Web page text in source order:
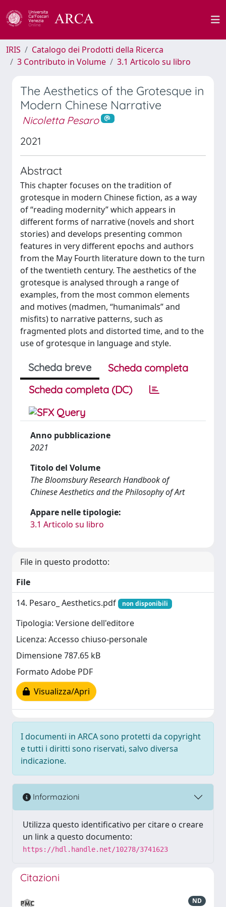
IRIS
Catalogo dei Prodotti della Ricerca
3 Contributo in Volume
3.1 Articolo su libro
The Aesthetics of the Grotesque in
Modern Chinese Narrative
Nicoletta Pesaro
2021
Abstract
This chapter focuses on the tradition of
grotesque in modern Chinese fiction, as a way
of “reading modernity” which appears in
different forms of narrative (novels and short
stories) and develops presenting common
features in very different epochs and authors
from the May Fourth literature down to the turn
of the twentieth century. The aesthetics of the
grotesque is analysed through a range of
examples, from the most common elements
and motives (madmen, “humanimals” and
misfits) to narrative patterns, such as
fragmented plots and distorted time, and to the
use of grotesque in language and style.
Scheda breve
Scheda completa
Scheda completa (DC)
Anno pubblicazione
2021
Titolo del Volume
The Bloomsbury Research Handbook of
Chinese Aesthetics and the Philosophy of Art
Appare nelle tipologie:
3.1 Articolo su libro
File in questo prodotto:
File
14. Pesaro_ Aesthetics.pdf
non disponibili
Tipologia: Versione dell'editore
Licenza: Accesso chiuso-personale
Dimensione 787.65 kB
Formato Adobe PDF
Visualizza/Apri
I documenti in ARCA sono protetti da copyright
e tutti i diritti sono riservati, salvo diversa
indicazione.
Informazioni
Utilizza questo identificativo per citare o creare
un link a questo documento:
https://hdl.handle.net/10278/3741623
Citazioni
ND